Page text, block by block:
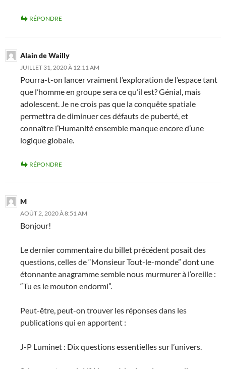
RÉPONDRE
Alain de Wailly
JUILLET 31, 2020 À 12:11 AM
Pourra-t-on lancer vraiment l’exploration de l’espace tant
que l’homme en groupe sera ce qu’il est? Génial, mais
adolescent. Je ne crois pas que la conquête spatiale
permettra de diminuer ces défauts de puberté, et
connaître l’Humanité ensemble manque encore d’une
logique globale.
RÉPONDRE
M
AOÛT 2, 2020 À 8:51 AM
Bonjour!
Le dernier commentaire du billet précédent posait des
questions, celles de “Monsieur Tout-le-monde” dont une
étonnante anagramme semble nous murmurer à l’oreille :
“Tu es le mouton endormi”.
Peut-être, peut-on trouver les réponses dans les
publications qui en apportent :
J-P Luminet : Dix questions essentielles sur l’univers.